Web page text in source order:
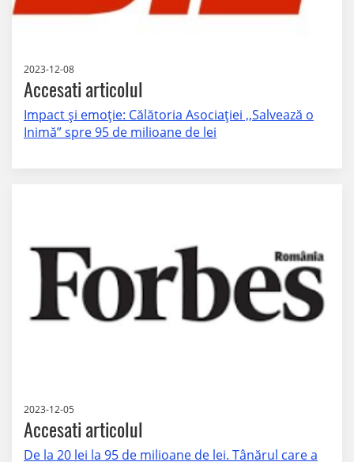
2023-12-08
Accesati articolul
Impact și emoție: Călătoria Asociației ,,Salvează o
Inimă” spre 95 de milioane de lei
2023-12-05
Accesati articolul
De la 20 lei la 95 de milioane de lei. Tânărul care a